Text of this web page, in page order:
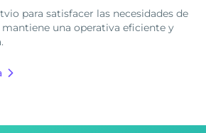
para satisfacer las necesidades de
una operativa eficiente y